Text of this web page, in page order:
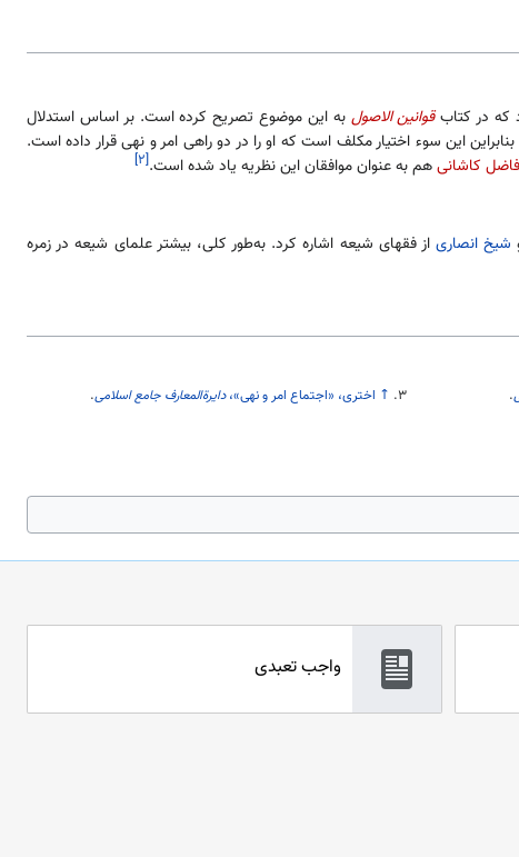
که در کتابقوانین الاصول به این موضوع تصریح کرده است. بر اساس استدلال
این سوء اختیار مکلف است که او را در دو راهی امر و نهی قرار داده است.
فاضل کاشانیهم به عنوان موافقان این نظریه یاد شده است.[۲]
شیخ انصاریاز فقهای شیعه اشاره کرد. به‌طور کلی، بیشتر علمای شیعه در زمره
.
↑ اختری، «اجتماع امر و نهی»،دایرةالمعارف جامع اسلامی.
واجب تعبدی